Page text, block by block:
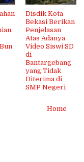
Disdik Kota
Bekasi Berikan
Penjelasan
Atas Adanya
Video Siswi SD
di
Bantargebang
yang Tidak
Diterima di
SMP Negeri
Home